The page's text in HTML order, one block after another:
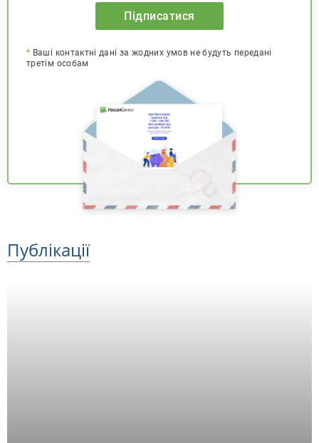
Підписатися
* Ваші контактні дані за жодних умов не будуть передані
третім особам
Публікації